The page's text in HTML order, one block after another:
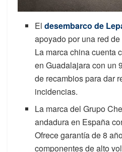
Eldesembarco de
apoyado por una red
La marca china cuenta
en Guadalajara con un
de recambios para dar
incidencias.
La marca del Grupo
andadura en España
Ofrece garantía de 8
componentes de alto